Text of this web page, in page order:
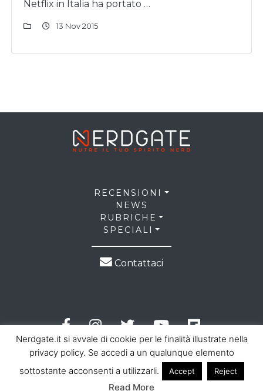
Netflix in Italia ha portato …
13 Nov 2015
RECENSIONI
NEWS
RUBRICHE
SPECIALI
Contattaci
© 2026 NerdGate all right reserved |Privacy Policy
Nerdgate.it si avvale di cookie per le finalità illustrate nella
privacy policy. Se accedi a un qualunque elemento
sottostante acconsenti a utilizzarli.
Accept Reject
Read More